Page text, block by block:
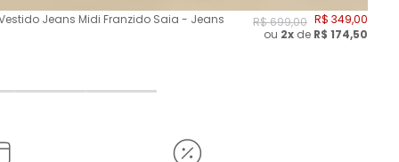
Jeans Midi Franzido Saia - Jeans R$699,00 R$ 349,00
ou 2xde R$ 174,50